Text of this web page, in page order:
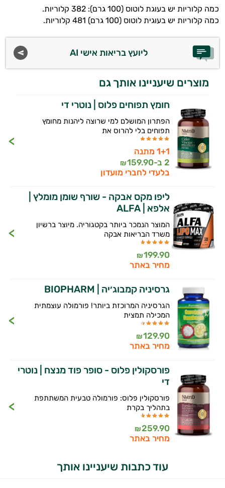
כמה קלוריות יש בעוגת לוטוס (100 גרם): 382 קלוריות.
כמה קלוריות יש בעוגית לוטוס (100 גרם) 481 קלוריות.
ליועץ בריאות אישי AI
מוצרים שיעניינו אותך גם
חומץ תפוחים פלוס | נוטרי די
הפתרון המושלם למי שרוצה ליהנות מחומץ
תפוחים בלי להרוס את
1+1 מתנה
2 ב-
159.90
₪
בלעדי לחברי מועדון
ליפו מקס אבקה - שורף שומן מומלץ |
אלפא | ALFA
המוצר הנמכר ביותר בקטגוריה. מיוצר ברשיון
משרד הבריאות אבקה
199.90
₪
מחיר באתר
גרסיניה קמבוג׳יה | BIOPHARM
הגרסיניה המרוכזת ביותר! פורמולה עוצמתית
המכילה תמצית
129.90
₪
מחיר באתר
פורסקולין פלוס - סופר פוד מנצח | נוטרי
די
פורסקולין פלוס: פורמולה טבעית המשתתפת
בתהליך בקרת
259.90
₪
מחיר באתר
עוד כתבות שיעניינו אותך
ולמצב הגופני שלך, ולהסביר לך אילו רכיבים
עובדים יחד כדי למקסם תוצאות גם בחיי היום
המטרה שלי היא להתאים עבורך המלצות
זה הזמן להתחיל. איך אוכל לעזור?